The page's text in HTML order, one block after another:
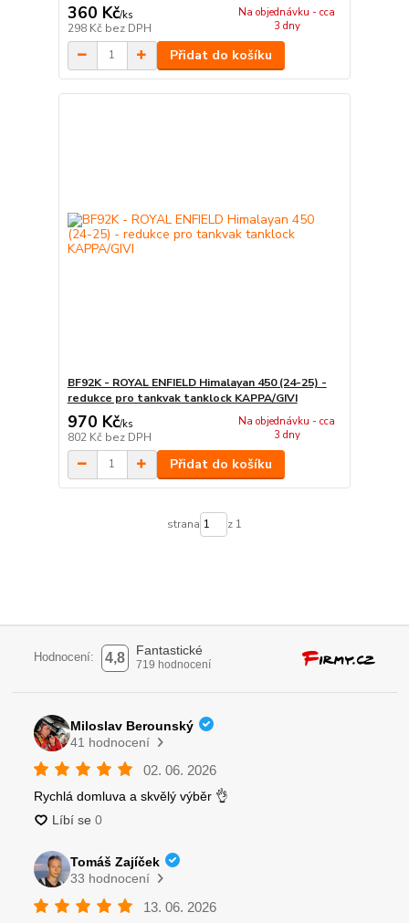
360 Kč/ks
298 Kč bez DPH
Na objednávku - cca
3 dny
Přidat do košíku
BF92K - ROYAL ENFIELD Himalayan 450 (24-25) -
redukce pro tankvak tanklock KAPPA/GIVI
970 Kč/ks
802 Kč bez DPH
Na objednávku - cca
3 dny
Přidat do košíku
strana z 1